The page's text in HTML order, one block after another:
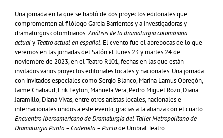
Una jornada en la que se habló de dos proyectos editoriales que
compromenten al filólogo García Barrientos y a investigadoras y
dramaturgos colombianos:Análisis de la dramaturgia colombiana
actualy Teatro actual en español. El evento fue el abrebocas de lo que
veremos en las jornadas del Salón el lunes 23 y martes 24 de
noviembre de 2023, en el Teatro R101, fechas en las que están
invitados varios proyectos editoriales locales y nacionales. Una jornada
con invitados especiales como Sergio Blanco, Marina Lamus Obregón,
Jaime Chabaud, Erik Leyton, Manuela Vera, Pedro Miguel Rozo, Diana
Jaramillo, Diana Vivas, entre otros artistas locales, nacionales e
internacionales unidos a este evento, gracias a la alianza con el cuarto
Encuentro Iberoamericano de Dramaturgia del Taller Metropolitano de
Dramaturgia Punto – Cadeneta – Puntode Umbral Teatro.